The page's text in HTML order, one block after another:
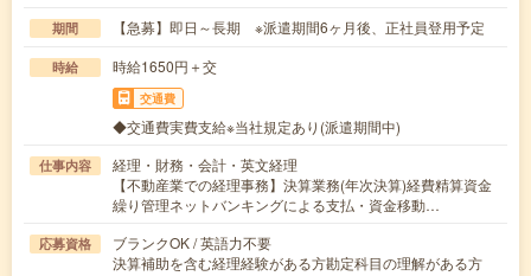
期間 【急募】即日～長期 ※派遣期間6ヶ月後、正社員登用予定
時給 時給1650円＋交
交通費
◆交通費実費支給※当社規定あり(派遣期間中)
仕事内容
経理・財務・会計・英文経理
【不動産業での経理事務】決算業務(年次決算)経費精算資金
繰り管理ネットバンキングによる支払・資金移動…
応募資格
ブランクOK / 英語力不要
決算補助を含む経理経験がある方勘定科目の理解がある方